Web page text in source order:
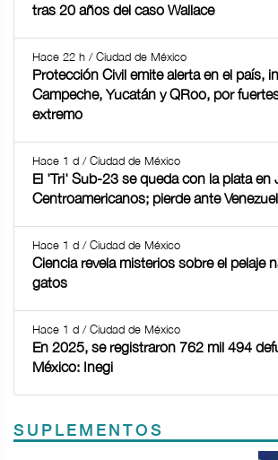
tras 20 años del caso Wallace
Hace 22 h / Ciudad de México
Protección Civil emite alerta en el país,
Campeche, Yucatán y QRoo, por
extremo
Hace 1 d / Ciudad de México
El 'Tri' Sub-23 se queda con la plata en
Centroamericanos; pierde ante
Hace 1 d / Ciudad de México
Ciencia revela misterios sobre el pelaje
gatos
Hace 1 d / Ciudad de México
En 2025, se registraron 762 mil 494
México: Inegi
SUPLEMENTOS